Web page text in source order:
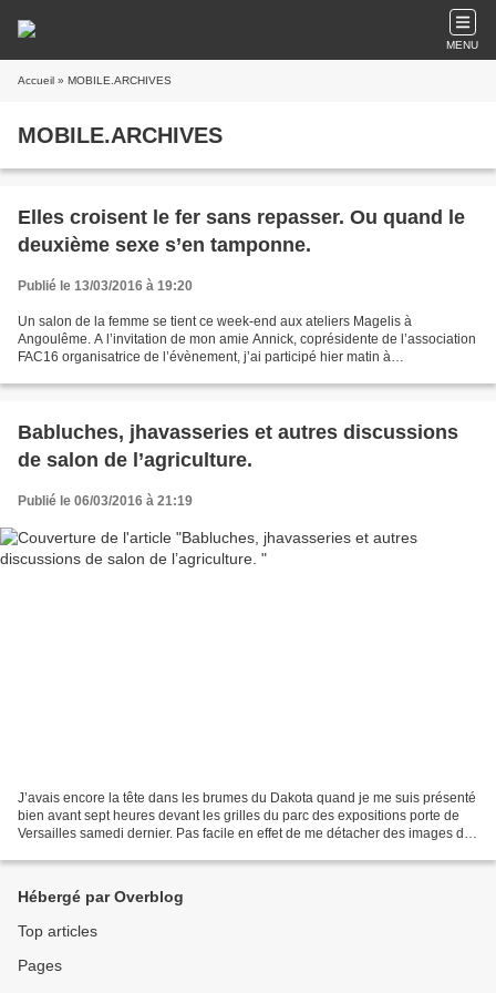
MENU
Accueil » MOBILE.ARCHIVES
MOBILE.ARCHIVES
Elles croisent le fer sans repasser. Ou quand le
deuxième sexe s’en tamponne.
Publié le 13/03/2016 à 19:20
Un salon de la femme se tient ce week-end aux ateliers Magelis à
Angoulême. A l’invitation de mon amie Annick, coprésidente de l’association
FAC16 organisatrice de l’évènement, j’ai participé hier matin à
Babluches, jhavasseries et autres discussions
de salon de l’agriculture.
Publié le 06/03/2016 à 21:19
J’avais encore la tête dans les brumes du Dakota quand je me suis présenté
bien avant sept heures devant les grilles du parc des expositions porte de
Versailles samedi dernier. Pas facile en effet de me détacher des images du
Hébergé par Overblog
Top articles
Pages